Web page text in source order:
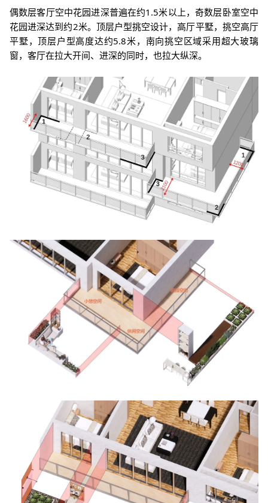
偶数层客厅空中花园进深普遍在约1.5米以上，奇数层卧室空中
花园进深达到约2米。顶层户型挑空设计，高厅平墅，挑空高厅
平墅，顶层户型高度达约5.8米，南向挑空区域采用超大玻璃
窗，客厅在拉大开间、进深的同时，也拉大纵深。